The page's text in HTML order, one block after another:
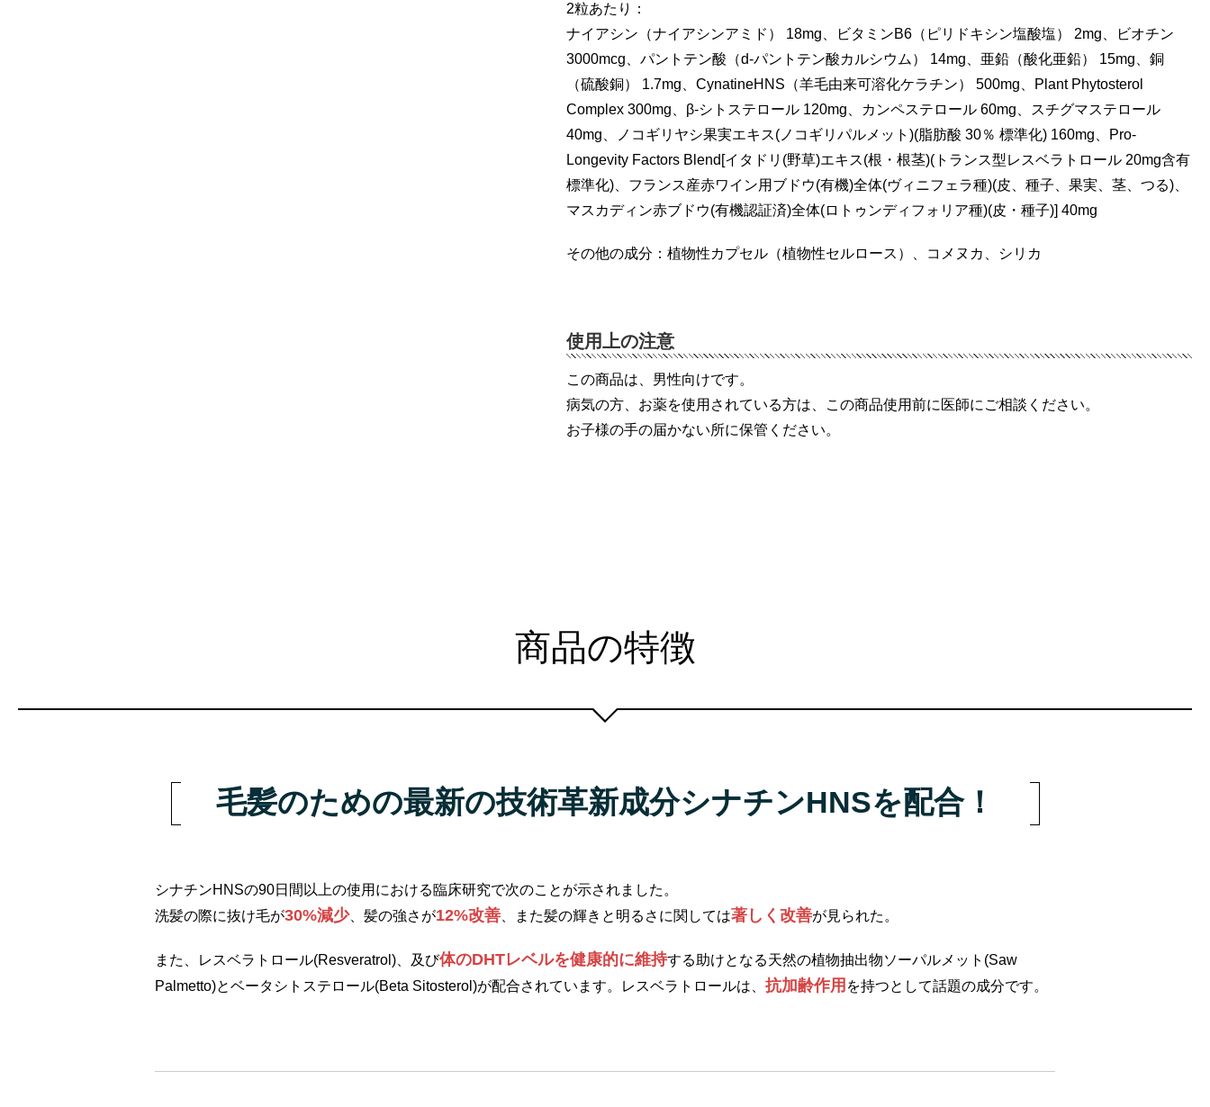
2粒あたり：
ナイアシン（ナイアシンアミド） 18mg、ビタミンB6（ピリドキシン塩酸塩） 2mg、ビオチン
3000mcg、パントテン酸（d-パントテン酸カルシウム） 14mg、亜鉛（酸化亜鉛） 15mg、銅
（硫酸銅） 1.7mg、CynatineHNS（羊毛由来可溶化ケラチン） 500mg、Plant Phytosterol
Complex 300mg、β-シトステロール 120mg、カンペステロール 60mg、スチグマステロール
40mg、ノコギリヤシ果実エキス(ノコギリパルメット)(脂肪酸 30％ 標準化) 160mg、Pro-
Longevity Factors Blend[イタドリ(野草)エキス(根・根茎)(トランス型レスベラトロール 20mg含有
標準化)、フランス産赤ワイン用ブドウ(有機)全体(ヴィニフェラ種)(皮、種子、果実、茎、つる)、
マスカディン赤ブドウ(有機認証済)全体(ロトゥンディフォリア種)(皮・種子)] 40mg
その他の成分：植物性カプセル（植物性セルロース）、コメヌカ、シリカ
使用上の注意
この商品は、男性向けです。
病気の方、お薬を使用されている方は、この商品使用前に医師にご相談ください。
お子様の手の届かない所に保管ください。
商品の特徴
毛髪のための最新の技術革新成分シナチンHNSを配合！
シナチンHNSの90日間以上の使用における臨床研究で次のことが示されました。
洗髪の際に抜け毛が30%減少、髪の強さが12%改善 、また髪の輝きと明るさに関しては著しく改善が見られた。
また、レスベラトロール(Resveratrol)、及び体のDHTレベルを健康的に維持する助けとなる天然の植物抽出物ソーパルメット(Saw
Palmetto)とベータシトステロール(Beta Sitosterol)が配合されています。レスベラトロールは、 抗加齢作用 を持つとして話題の成分です。